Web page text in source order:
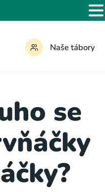
Naše tábory
se